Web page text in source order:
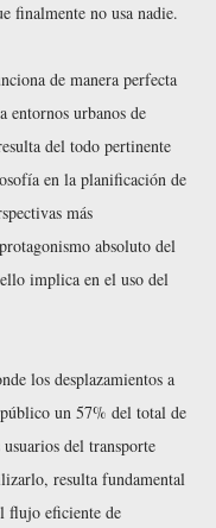
finalmente no usa nadie.
de manera perfecta
entornos urbanos de
del todo pertinente
en la planificación de
más
absoluto del
implica en el uso del
los desplazamientos a
un 57% del total de
del transporte
resulta fundamental
flujo eficiente de